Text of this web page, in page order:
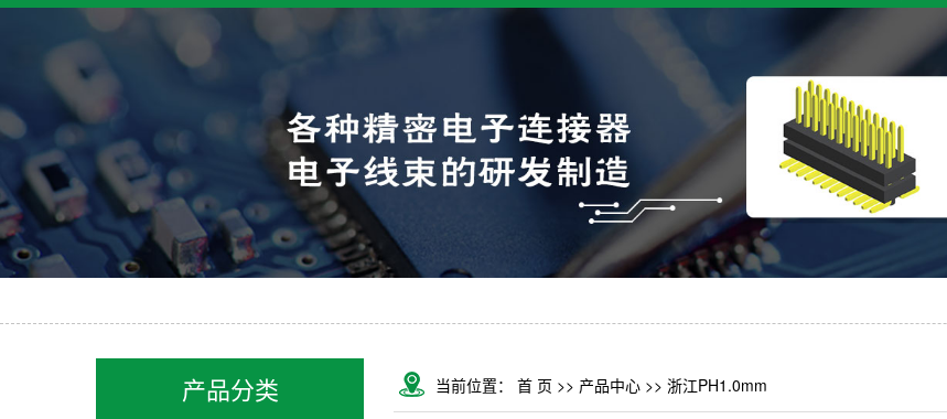
浙江板对板连接器--公座
浙江板对板连接器--牛角
浙江板对线连接器--WAFER
浙江FPC/FFC连接器
浙江IC脚座连接器
浙江USB&RJ连接器
浙江IC socket
浙江线束类
浙江D-SUB连接器
经营理念
组织架构
荣誉资质
公司新闻
技术知识
成功案例
产品分类 当前位置： 首 页 >> 产品中心 >> 浙江PH1.0mm